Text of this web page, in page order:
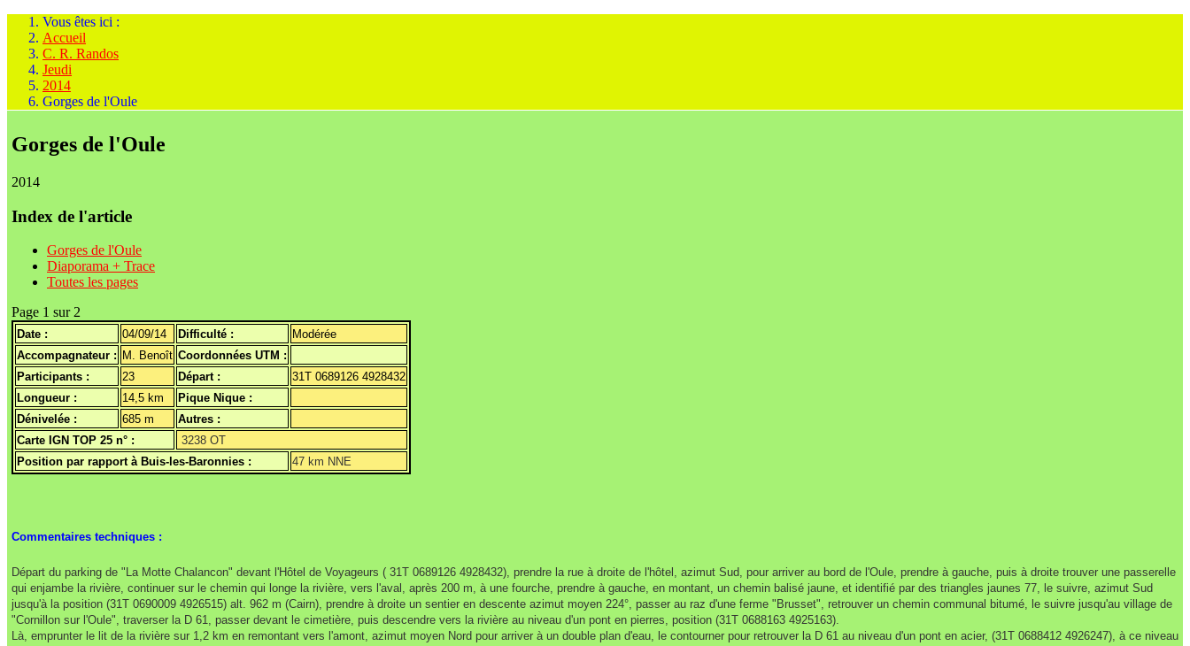
Vous êtes ici :
Accueil
C. R. Randos
Jeudi
2014
Gorges de l'Oule
Gorges de l'Oule
2014
Index de l'article
Gorges de l'Oule
Diaporama + Trace
Toutes les pages
Page 1 sur 2
Date : 04/09/14 Difficulté :
Modérée
Accompagnateur : M. Benoît Coordonnées UTM :
Participants :
23 Départ :
31T 0689126 4928432
Longueur :
14,5 km
Pique Nique :
Dénivelée :
685 m
Autres :
Carte IGN TOP 25 n° :
3238 OT
Position par rapport à Buis-les-Baronnies :
47 km NNE
Commentaires techniques :
Départ du parking de "La Motte Chalancon" devant l'Hôtel de Voyageurs ( 31T 0689126 4928432), prendre la rue à droite de l'hôtel, azimut Sud, pour arriver au bord de l'Oule, prendre à gauche, puis à droite trouver une passerelle
qui enjambe la rivière, continuer sur le chemin qui longe la rivière, vers l'aval, après 200 m, à une fourche, prendre à gauche, en montant, un chemin balisé jaune, et identifié par des triangles jaunes 77, le suivre, azimut Sud
jusqu'à la position (31T 0690009 4926515) alt. 962 m (Cairn), prendre à droite un sentier en descente azimut moyen 224°, passer au raz d'une ferme "Brusset", retrouver un chemin communal bitumé, le suivre jusqu'au village de
"Cornillon sur l'Oule", traverser la D 61, passer devant le cimetière, puis descendre vers la rivière au niveau d'un pont en pierres, position (31T 0688163 4925163).
Là, emprunter le lit de la rivière sur 1,2 km en remontant vers l'amont, azimut moyen Nord pour arriver à un double plan d'eau, le contourner pour retrouver la D 61 au niveau d'un pont en acier, (31T 0688412 4926247), à ce niveau